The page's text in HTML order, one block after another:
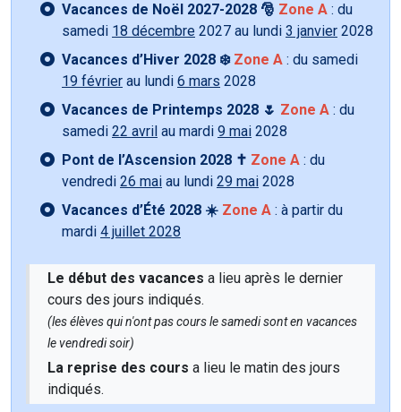
Vacances de Noël 2027-2028 🎅 Zone A : du
samedi 18 décembre 2027 au lundi 3 janvier 2028
Vacances d’Hiver 2028 ❄️ Zone A : du samedi
19 février au lundi 6 mars 2028
Vacances de Printemps 2028 🌷 Zone A : du
samedi 22 avril au mardi 9 mai 2028
Pont de l’Ascension 2028 ✝️ Zone A : du
vendredi 26 mai au lundi 29 mai 2028
Vacances d’Été 2028 ☀️ Zone A : à partir du
mardi 4 juillet 2028
Le début des vacances a lieu après le dernier
cours des jours indiqués.
(les élèves qui n'ont pas cours le samedi sont en vacances
le vendredi soir)
La reprise des cours a lieu le matin des jours
indiqués.